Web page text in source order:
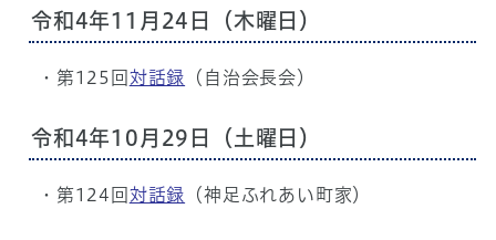
令和4年11月24日（木曜日）
・第125回 対話録 （自治会長会）
令和4年10月29日（土曜日）
・第124回 対話録 （神足ふれあい町家）